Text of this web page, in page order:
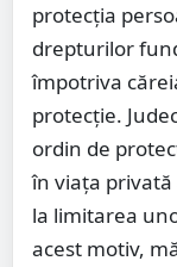
protecția
drepturilor
împotriva
protecție.
ordin de
în viața privată
la limitarea
acest motiv,